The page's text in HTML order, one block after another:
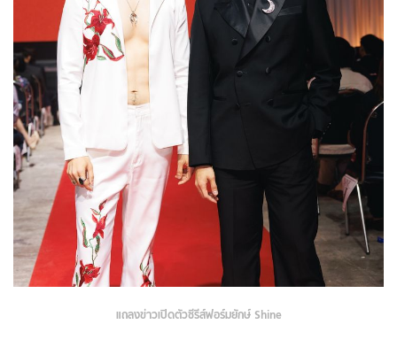
แถลงข่าวเปิดตัวซีรีส์ฟอร์มยักษ์ Shine